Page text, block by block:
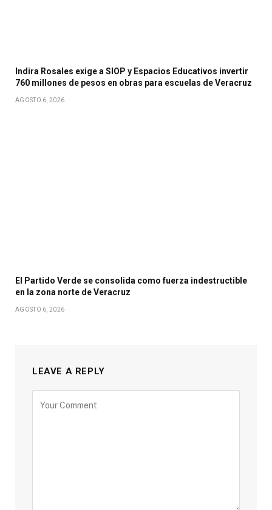
Indira Rosales exige a SIOP y Espacios Educativos invertir
760 millones de pesos en obras para escuelas de Veracruz
AGOSTO 6, 2026
El Partido Verde se consolida como fuerza indestructible
en la zona norte de Veracruz
AGOSTO 6, 2026
LEAVE A REPLY